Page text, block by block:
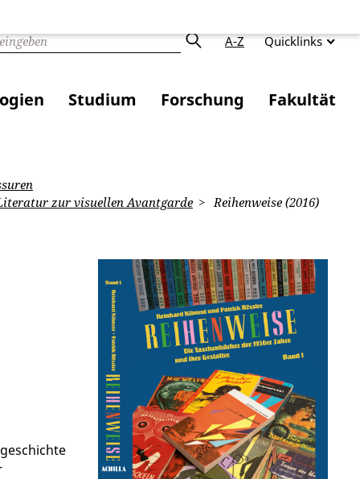
Studium Forschung Fakultät
zur visuellen Avantgarde
Reihenweise (2016)